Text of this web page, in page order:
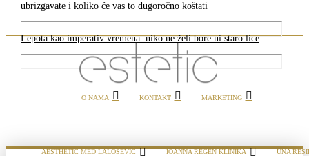
ubrizgavate i koliko će vas to dugoročno koštati
Lepota kao imperativ vremena: niko ne želi bore ni staro lice
O NAMA KONTAKT MARKETING
AESTHETIC MED LALOŠEVIĆ IOANNA REGEN KLINIKA UNA